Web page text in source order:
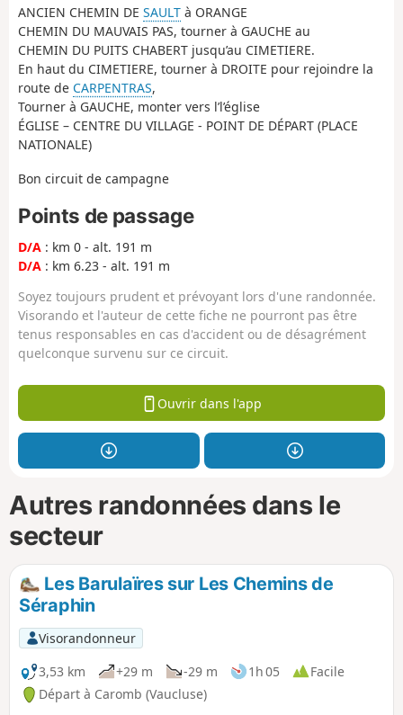
ANCIEN CHEMIN DE SAULT à ORANGE
CHEMIN DU MAUVAIS PAS, tourner à GAUCHE au
CHEMIN DU PUITS CHABERT jusqu’au CIMETIERE.
En haut du CIMETIERE, tourner à DROITE pour rejoindre la
route de CARPENTRAS,
Tourner à GAUCHE, monter vers l’l’église
ÉGLISE – CENTRE DU VILLAGE - POINT DE DÉPART (PLACE
NATIONALE)
Bon circuit de campagne
Points de passage
D/A : km 0 - alt. 191 m
D/A : km 6.23 - alt. 191 m
Soyez toujours prudent et prévoyant lors d'une randonnée.
Visorando et l'auteur de cette fiche ne pourront pas être
tenus responsables en cas d'accident ou de désagrément
quelconque survenu sur ce circuit.
Ouvrir dans l'app
Autres randonnées dans le
secteur
Les Barulaïres sur Les Chemins de
Séraphin
Visorandonneur
3,53 km
+29 m -29 m 1h 05
Facile
Départ à Caromb (Vaucluse)